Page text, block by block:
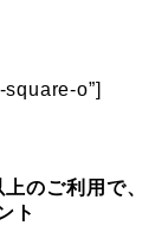
o”]
のご利用で、
ト